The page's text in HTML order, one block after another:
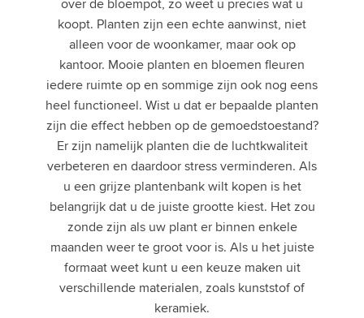
koopt. Planten zijn een echte aanwinst, niet
alleen voor de woonkamer, maar ook op
kantoor. Mooie planten en bloemen fleuren
iedere ruimte op en sommige zijn ook nog eens
heel functioneel. Wist u dat er bepaalde planten
zijn die effect hebben op de gemoedstoestand?
Er zijn namelijk planten die de luchtkwaliteit
verbeteren en daardoor stress verminderen. Als
u een grijze plantenbank wilt kopen is het
belangrijk dat u de juiste grootte kiest. Het zou
zonde zijn als uw plant er binnen enkele
maanden weer te groot voor is. Als u het juiste
formaat weet kunt u een keuze maken uit
verschillende materialen, zoals kunststof of
keramiek.